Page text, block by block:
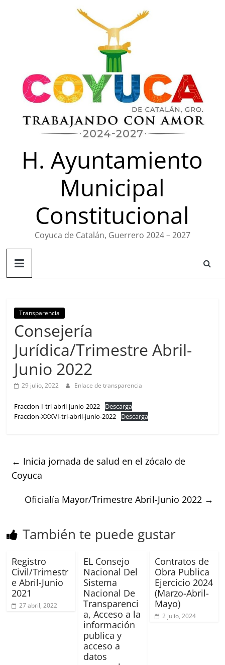
H. Ayuntamiento
Municipal
Constitucional
Coyuca de Catalán, Guerrero 2024 – 2027
Transparencia
Consejería
Jurídica/Trimestre Abril-
Junio 2022
29 julio, 2022 Enlace de transparencia
Fraccion-I-tri-abril-junio-2022
Descarga
Fraccion-XXXVI-tri-abril-junio-2022
Descarga
← Inicia jornada de salud en el zócalo de
Coyuca
Oficialía Mayor/Trimestre Abril-Junio 2022 →
También te puede gustar
Registro
Civil/Trimestr
e Abril-Junio
2021
27 abril, 2022
EL Consejo
Nacional Del
Sistema
Nacional De
Transparenci
a, Acceso a la
información
publica y
acceso a
datos
Contratos de
Obra Publica
Ejercicio 2024
(Marzo-Abril-
Mayo)
2 julio, 2024